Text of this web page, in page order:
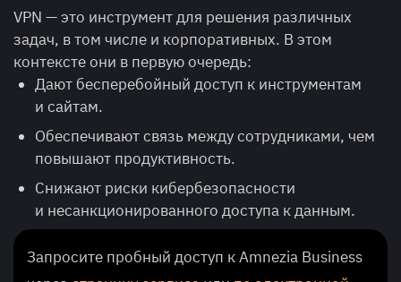
VPN — это инструмент для решения различных
задач, в том числе и корпоративных. В этом
контексте они в первую очередь:
Дают бесперебойный доступ к инструментам
и сайтам.
Обеспечивают связь между сотрудниками, чем
повышают продуктивность.
Снижают риски кибербезопасности
и несанкционированного доступа к данным.
Запросите пробный доступ к Amnezia Business